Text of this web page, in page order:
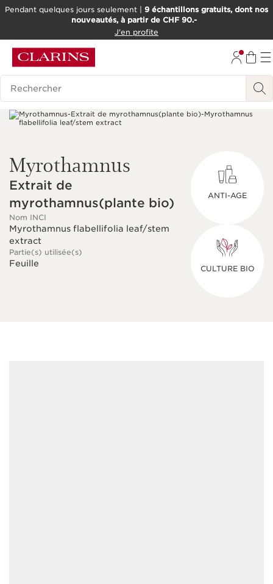
ALLER AU CONTENU
OUTIL D'ACCESSIBILITÉ
Pendant quelques jours seulement | 9 échantillons gratuits, dont nos
nouveautés, à partir de CHF 90.-
J'en profite
Historique des recherches
Myrothamnus
Extrait de
myrothamnus(plante bio)
Nom INCI
Myrothamnus flabellifolia leaf/stem
extract
Partie(s) utilisée(s)
Feuille
ANTI-AGE
CULTURE BIO